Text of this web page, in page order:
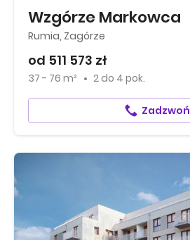
Wzgórze Markowca
Rumia, Zagórze
od 511 573 zł
37 - 76 m² 2 do 4 pok.
Zadzwoń